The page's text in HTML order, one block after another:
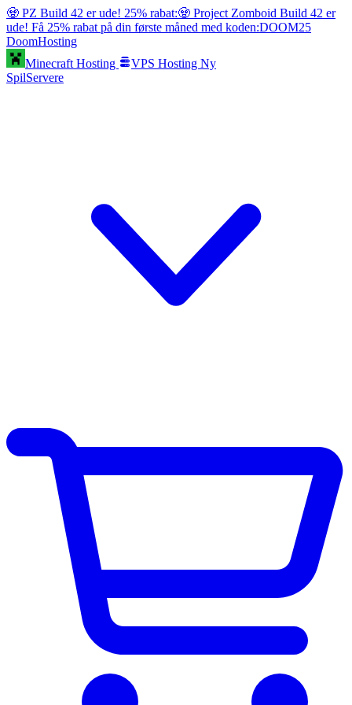
🧟 PZ Build 42 er ude! 25% rabat:🧟 Project Zomboid Build 42 er
ude! Få 25% rabat på din første måned med koden:DOOM25
DoomHosting
Minecraft Hosting
VPS Hosting Ny
SpilServere